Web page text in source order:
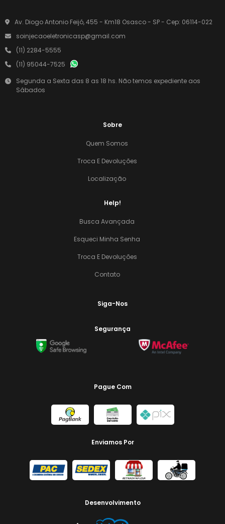
Av. Diogo Antonio Feijó, 455 - Km18 Osasco - SP - Cep: 06114-022
soinjecaoeletronicasp@gmail.com
(11) 2284-5555
(11) 95044-7525
Segunda a Sexta das 8 as 18 hs. Não temos expediente aos
Sábados
Sobre
Quem Somos
Troca E Devoluções
Localização
Help!
Busca Avançada
Esqueci Minha Senha
Troca E Devoluções
Contato
Siga-Nos
Segurança
Pague Com
Enviamos Por
Desenvolvimento